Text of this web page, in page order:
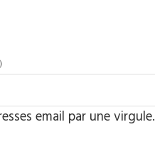
email par une virgule.